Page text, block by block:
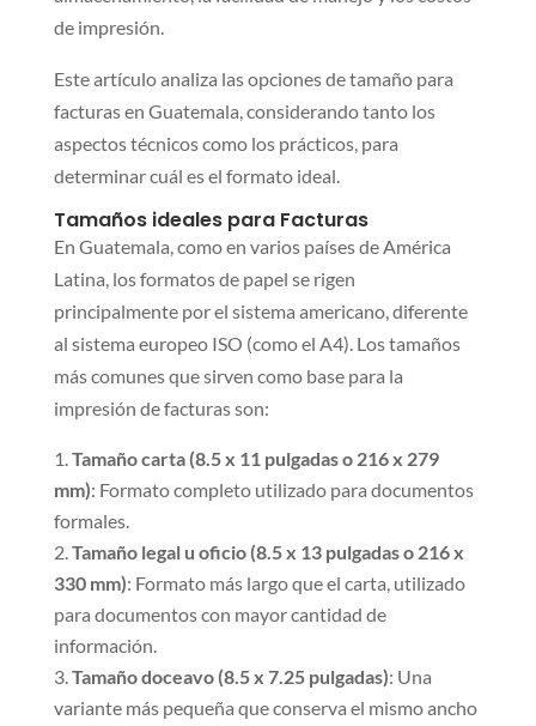
de impresión.
Este artículo analiza las opciones de tamaño para
facturas en Guatemala, considerando tanto los
aspectos técnicos como los prácticos, para
determinar cuál es el formato ideal.
Tamaños ideales para Facturas
En Guatemala, como en varios países de América
Latina, los formatos de papel se rigen
principalmente por el sistema americano, diferente
al sistema europeo ISO (como el A4). Los tamaños
más comunes que sirven como base para la
impresión de facturas son:
Tamaño carta (8.5 x 11 pulgadas o 216 x 279
mm): Formato completo utilizado para documentos
formales.
Tamaño legal u oficio (8.5 x 13 pulgadas o 216 x
330 mm): Formato más largo que el carta, utilizado
para documentos con mayor cantidad de
información.
Tamaño doceavo (8.5 x 7.25 pulgadas): Una
variante más pequeña que conserva el mismo ancho